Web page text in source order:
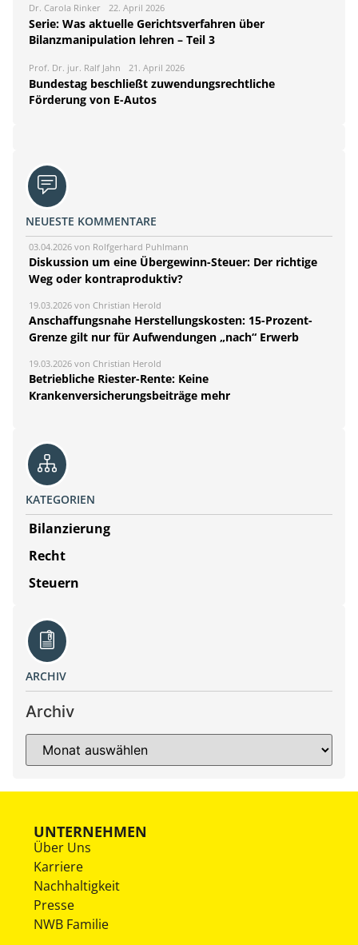
Dr. Carola Rinker 22. April 2026
Serie: Was aktuelle Gerichtsverfahren über
Bilanzmanipulation lehren – Teil 3
Prof. Dr. jur. Ralf Jahn 21. April 2026
Bundestag beschließt zuwendungsrechtliche
Förderung von E-Autos
NEUESTE KOMMENTARE
03.04.2026 von Rolfgerhard Puhlmann
Diskussion um eine Übergewinn-Steuer: Der richtige
Weg oder kontraproduktiv?
19.03.2026 von Christian Herold
Anschaffungsnahe Herstellungskosten: 15-Prozent-
Grenze gilt nur für Aufwendungen „nach“ Erwerb
19.03.2026 von Christian Herold
Betriebliche Riester-Rente: Keine
Krankenversicherungsbeiträge mehr
KATEGORIEN
Bilanzierung
Recht
Steuern
ARCHIV
Archiv
UNTERNEHMEN
Über Uns
Karriere
Nachhaltigkeit
Presse
NWB Familie